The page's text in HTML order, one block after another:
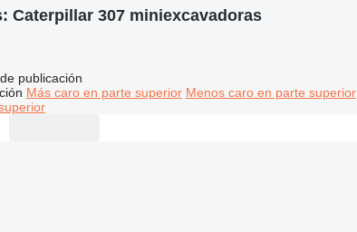
Caterpillar 307 miniexcavadoras
publicación
Más caro en parte superior Menos caro en parte superior